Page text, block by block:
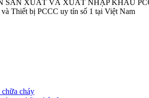
SẢN XUẤT VÀ XUẤT NHẬP KHẨU
Thiết bị PCCC uy tín số 1 tại Việt Nam
cháy